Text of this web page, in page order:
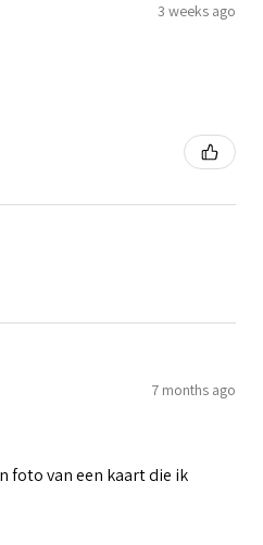
3 weeks ago
7 months ago
foto van een kaart die ik